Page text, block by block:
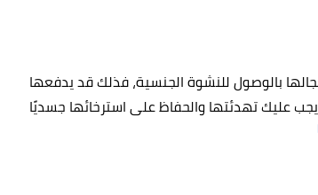
بالوصول للنشوة الجنسية، فذلك قد يدفعها
عليك تهدئتها والحفاظ على استرخائها جسديًا